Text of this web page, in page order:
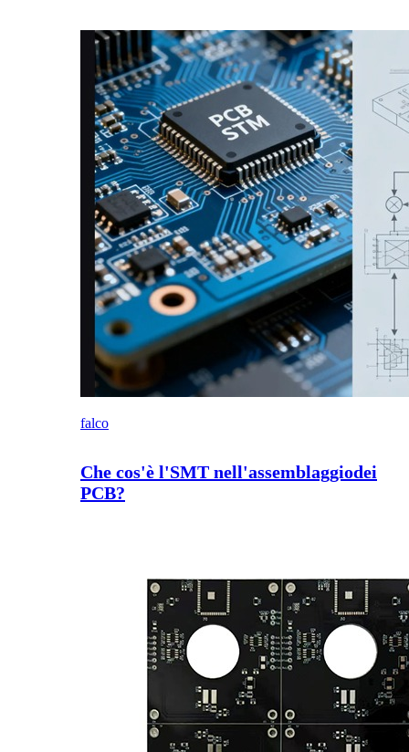
falco
Che cos'è l'SMT nell'assemblaggiodei
PCB?